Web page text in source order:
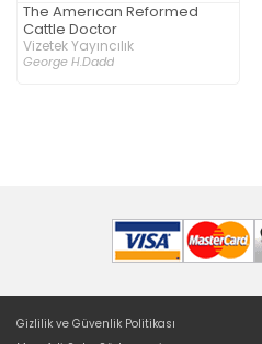
The Amerıcan Reformed
Cattle Doctor
Vizetek Yayıncılık
George H.Dadd
Gizlilik ve Güvenlik Politikası